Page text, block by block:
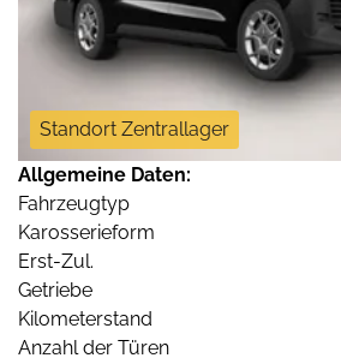
Standort Zentrallager
Allgemeine Daten:
Fahrzeugtyp
Karosserieform
Erst-Zul.
Getriebe
Kilometerstand
Anzahl der Türen